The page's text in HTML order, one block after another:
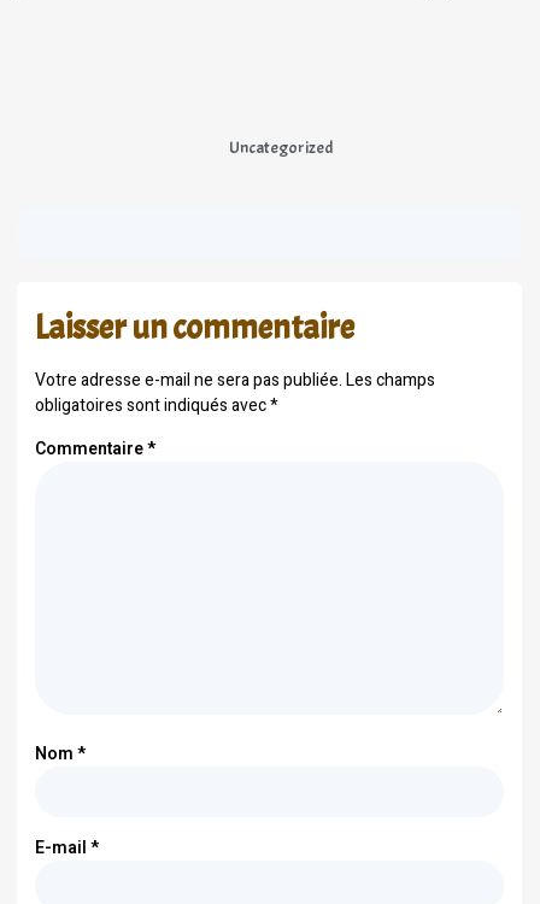
Uncategorized
Laisser un commentaire
Votre adresse e-mail ne sera pas publiée.Les champs
obligatoires sont indiqués avec*
Commentaire*
Nom*
E-mail*